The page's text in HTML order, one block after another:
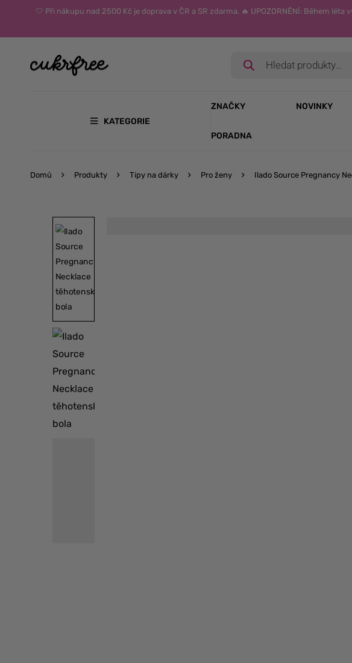
🤍 Při nákupu nad 2500 Kč je doprava v ČR a SR zdarma. 🔥 UPOZORNĚNÍ: Během
KATEGORIE
ZNAČKY NOVINKY
PORADNA
Domů Produkty Tipy na dárky Pro ženy Ilado Source Pregnancy